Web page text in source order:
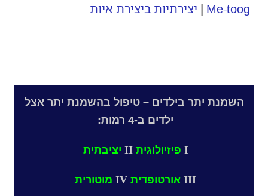
Me-toog
| יצירתיות ביצירת איות
השמנת יתר בילדים – טיפול בהשמנת יתראצל
ילדים ב-4 רמות:
I פיזיולוגית II יציבתית
III אורטופדית IV מוטורית